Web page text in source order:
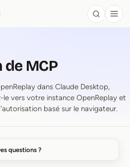
Search
MCP
dans Claude Desktop,
vers votre instance OpenReplay et
basé sur le navigateur.
questions ?